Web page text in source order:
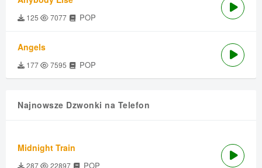
125 7077 POP
Angels
177 7595 POP
Najnowsze Dzwonki na Telefon
Midnight Train
287 22897 POP